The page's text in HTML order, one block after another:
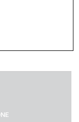
U 46877 NERO